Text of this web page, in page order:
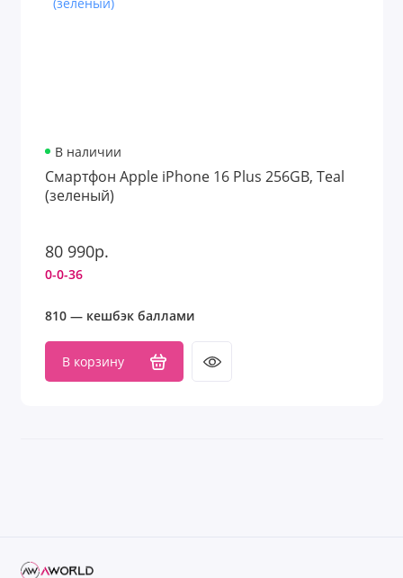
В наличии
Смартфон Apple iPhone 16 Plus 256GB, Teal
(зеленый)
80 990р.
0-0-36
810 — кешбэк баллами
В корзину